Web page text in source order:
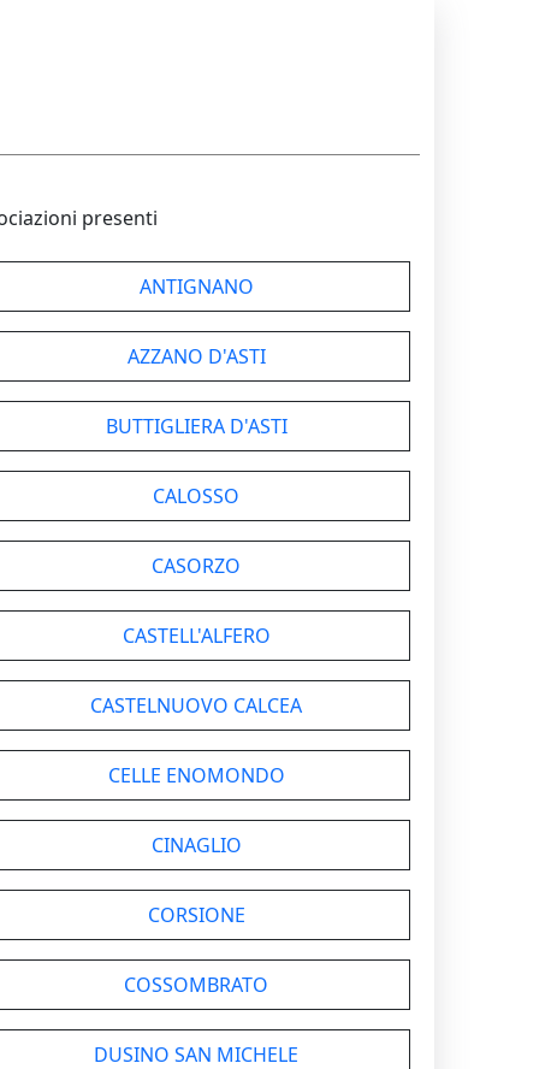
presenti
ANTIGNANO
AZZANO D'ASTI
BUTTIGLIERA D'ASTI
CALOSSO
CASORZO
CASTELL'ALFERO
CASTELNUOVO CALCEA
CELLE ENOMONDO
CINAGLIO
CORSIONE
COSSOMBRATO
DUSINO SAN MICHELE